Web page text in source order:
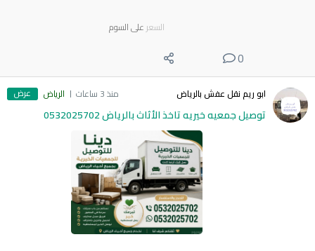
السعر على السوم
0
ابو ريم نقل عفش بالرياض منذ 3 ساعات الرياض عرض
توصيل جمعيه خيريه تاخذ الأثاث بالرياض 0532025702